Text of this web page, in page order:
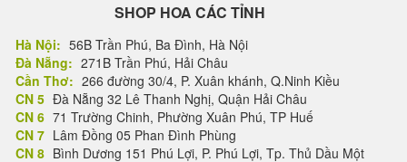
SHOP HOA CÁC TỈNH
Hà Nội: 56B Trần Phú, Ba Đình, Hà Nội
Đà Nẵng: 271B Trần Phú, Hải Châu
Cần Thơ: 266 đường 30/4, P. Xuân khánh, Q.Ninh Kiều
CN 5 Đà Nẵng 32 Lê Thanh Nghị, Quận Hải Châu
CN 6 71 Trường Chinh, Phường Xuân Phú, TP Huế
CN 7 Lâm Đồng 05 Phan Đình Phùng
CN 8 Bình Dương 151 Phú Lợi, P. Phú Lợi, Tp. Thủ Dầu Một